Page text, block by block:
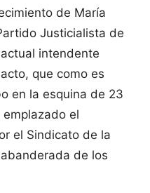
de María
Justicialista de
intendente
que como es
en la esquina de 23
el
el Sindicato de la
de los